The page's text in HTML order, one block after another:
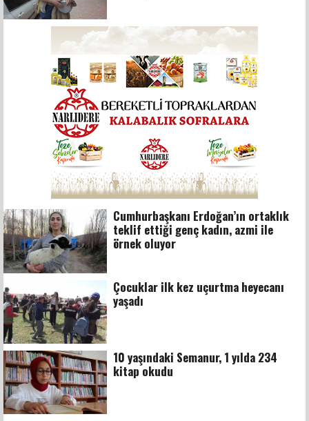
Cumhurbaşkanı Erdoğan’ın ortaklık
teklif ettiği genç kadın, azmi ile
örnek oluyor
Çocuklar ilk kez uçurtma heyecanı
yaşadı
10 yaşındaki Semanur, 1 yılda 234
kitap okudu